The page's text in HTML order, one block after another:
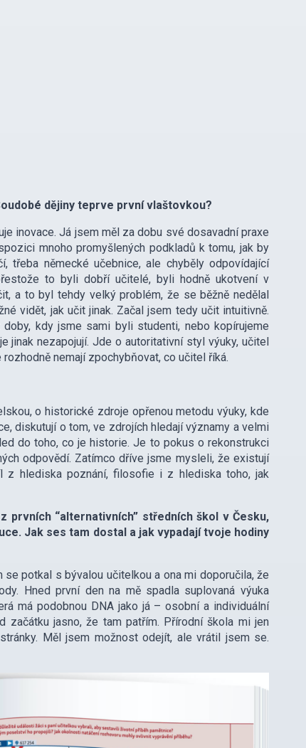
dějiny teprve první vlaštovkou?
inovace. Já jsem měl za dobu své dosavadní praxe
mnoho promyšlených podkladů k tomu, jak by
třeba německé učebnice, ale chyběly odpovídající
to byli dobří učitelé, byli hodně ukotvení v
a to byl tehdy velký problém, že se běžně nedělal
vidět, jak učit jinak. Začal jsem tedy učit intuitivně.
kdy jsme sami byli studenti, nebo kopírujeme
jinak nezapojují. Jde o autoritativní styl výuky, učitel
nemají zpochybňovat, co učitel říká.
o historické zdroje opřenou metodu výuky, kde
diskutují o tom, ve zdrojích hledají významy a velmi
do toho, co je historie. Je to pokus o rekonstrukci
odpovědí. Zatímco dříve jsme mysleli, že existují
z hlediska poznání, filosofie i z hlediska toho, jak
prvních “alternativních” středních škol v Česku,
Jak ses tam dostal a jak vypadají tvoje hodiny
potkal s bývalou učitelkou a ona mi doporučila, že
Hned první den na mě spadla suplovaná výuka
má podobnou DNA jako já – osobní a individuální
jasno, že tam patřím. Přírodní škola mi jen
Měl jsem možnost odejít, ale vrátil jsem se.